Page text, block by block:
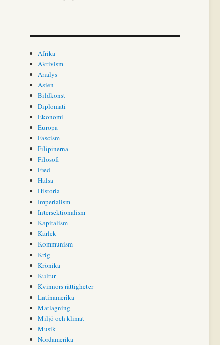
Afrika
Aktivism
Analys
Asien
Bildkonst
Diplomati
Ekonomi
Europa
Fascism
Filipinerna
Filosofi
Fred
Hälsa
Historia
Imperialism
Intersektionalism
Kapitalism
Kärlek
Kommunism
Krig
Krönika
Kultur
Kvinnors rättigheter
Latinamerika
Matlagning
Miljö och klimat
Musik
Nordamerika